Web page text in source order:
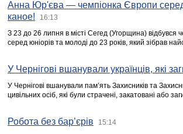
Анна Юр'єва — чемпіонка Європи серед
каное!
16:13
З 23 до 26 липня в місті Сегед (Угорщина) відбувся
серед юніорів та молоді до 23 років, який зібрав
У Чернігові вшанували українців, які
У Чернігові вшанували пам’ять Захисників та
цивільних осіб, які були страчені, закатовані або
Робота без бар’єрів 15:14